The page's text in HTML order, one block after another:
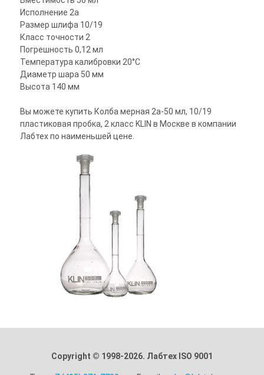
Исполнение 2а
Размер шлифа 10/19
Класс точности 2
Погрешность 0,12 мл
Температура калибровки 20°C
Диаметр шара 50 мм
Высота 140 мм
Вы можете купить Колба мерная 2а-50 мл, 10/19
пластиковая пробка, 2 класс KLIN в Москве в компании
Лабтех по наименьшей цене.
Copyright © 1998-2026. Лабтех ISO 9001